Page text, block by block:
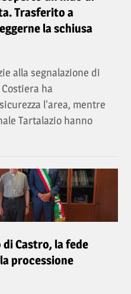
Trasferito a
la schiusa
alla segnalazione di
ha
l'area, mentre
Tartalazio hanno
Castro, la fede
processione